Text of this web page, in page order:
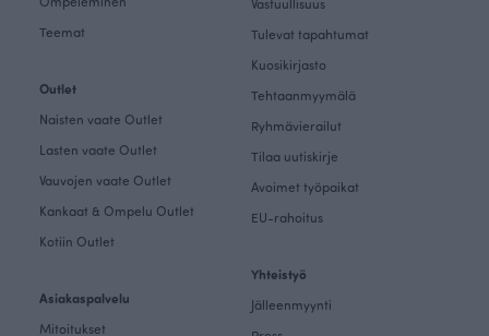
Teemat
Outlet
Naisten vaate Outlet
Lasten vaate Outlet
Vauvojen vaate Outlet
Kankaat & Ompelu Outlet
Kotiin Outlet
Asiakaspalvelu
Mitoitukset
Tulevat tapahtumat
Kuosikirjasto
Tehtaanmyymälä
Ryhmävierailut
Tilaa uutiskirje
Avoimet työpaikat
EU-rahoitus
Yhteistyö
Jälleenmyynti